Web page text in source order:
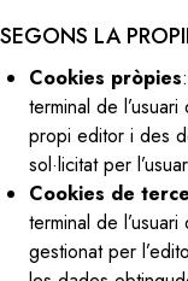
SEGONS LA
Cookies pròpies
terminal de
propi editor i des
sol·licitat per
Cookies de
terminal de
gestionat per